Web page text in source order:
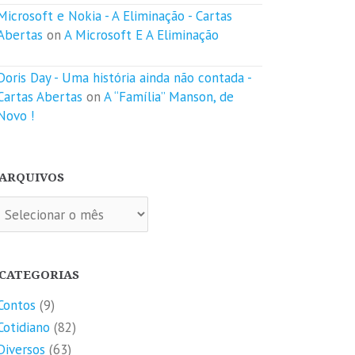
e Nokia - A Eliminação - Cartas
on A Microsoft E A Eliminação
Day - Uma história ainda não contada -
Abertas on A “Família” Manson, de
!
(9)
(82)
(63)